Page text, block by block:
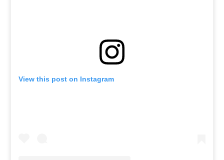
View this post on Instagram